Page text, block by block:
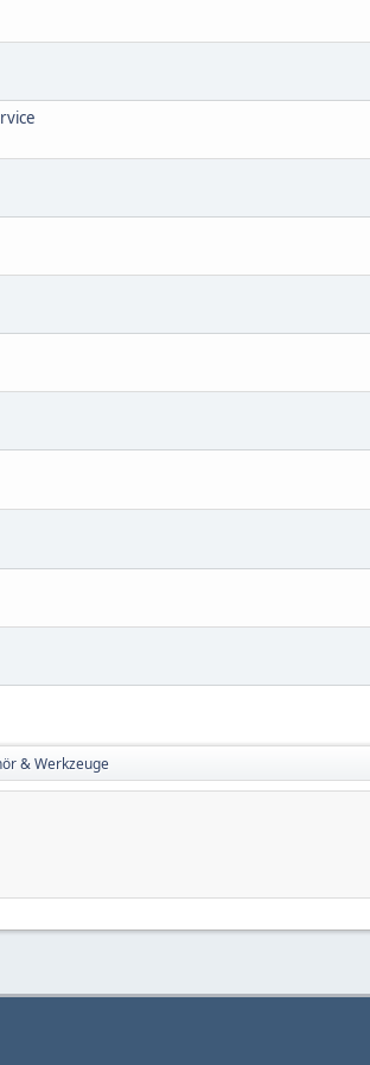
& Werkzeuge